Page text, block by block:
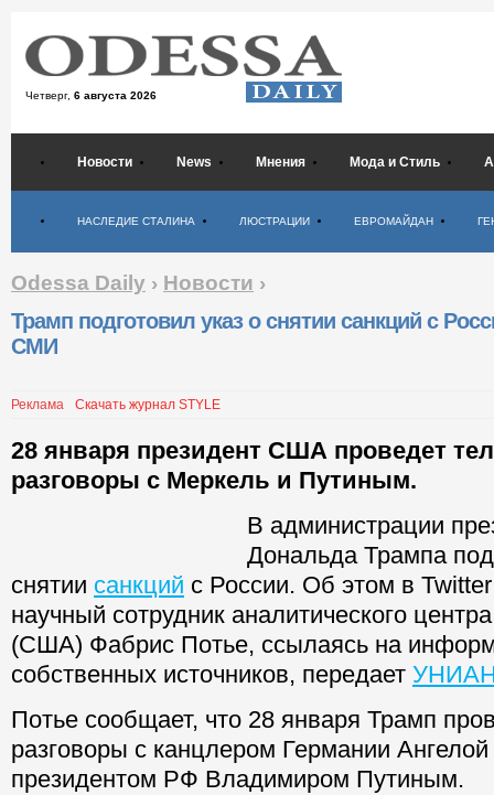
Четверг, 6 августа 2026
Новости News Мнения Мода и Стиль
НАСЛЕДИЕ СТАЛИНА ЛЮСТРАЦИИ ЕВРОМАЙДАН
Odessa Daily › Новости ›
Трамп подготовил указ о снятии санкций с
СМИ
Реклама Скачать журнал STYLE
28 января президент США проведет
разговоры с Меркель и Путиным.
В администрации
Дональда Трампа
снятии санкций с России. Об этом в
научный сотрудник аналитического
(США) Фабрис Потье, ссылаясь на
собственных источников, передает
Потье сообщает, что 28 января Трамп
разговоры с канцлером Германии
президентом РФ Владимиром Путиным.